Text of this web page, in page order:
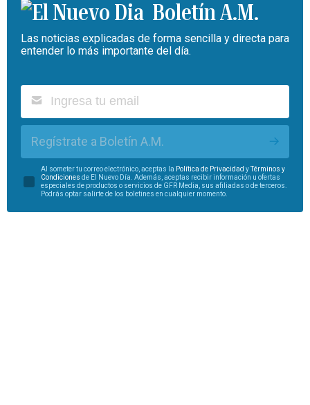
Boletín A.M.
Las noticias explicadas de forma sencilla y directa para
entender lo más importante del día.
Regístrate a Boletín A.M.
Al someter tu correo electrónico, aceptas la Política de Privacidad yTérminos y
Condiciones de El Nuevo Día. Además, aceptas recibir información u ofertas
especiales de productos o servicios de GFR Media, sus afiliadas o de terceros.
Podrás optar salirte de los boletines en cualquier momento.